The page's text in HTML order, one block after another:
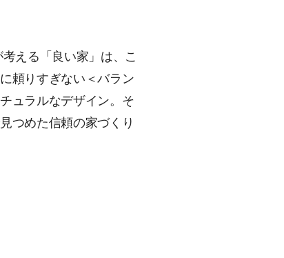
える「良い家」は、こ
頼りすぎない＜バラン
ュラルなデザイン。そ
つめた信頼の家づくり